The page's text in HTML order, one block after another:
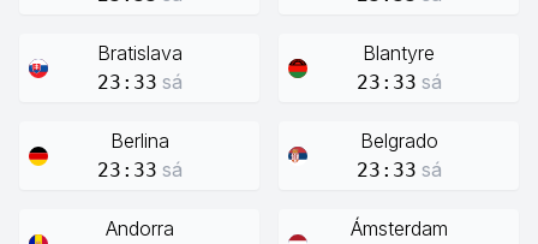
Bratislava
23:33 sá
Blantyre
23:33 sá
Berlina
23:33 sá
Belgrado
23:33 sá
Andorra Ámsterdam